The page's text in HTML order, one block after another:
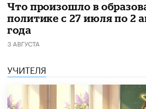
​Что произошло в
политике с 27 июля по 2
года
3 АВГУСТА
УЧИТЕЛЯ